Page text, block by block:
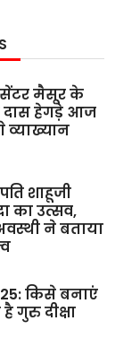
सेंटर मैसूर के
दास हेगड़े आज
व्याख्यान
शाहूजी
का उत्सव,
ने बताया
किसे बनाएं
गुरु दीक्षा